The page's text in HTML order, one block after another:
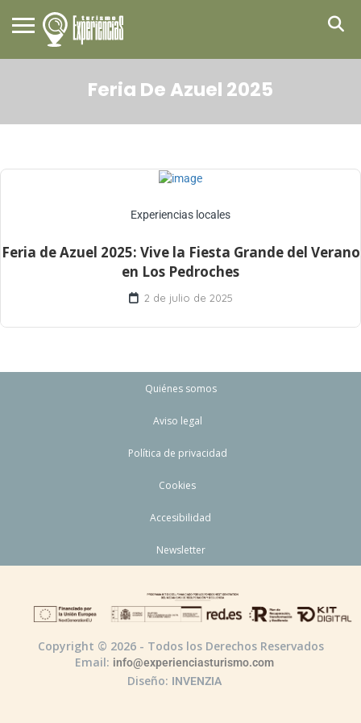
Feria De Azuel 2025
Experiencias locales
Feria de Azuel 2025: Vive la Fiesta Grande del Verano
en Los Pedroches
2 de julio de 2025
Quiénes somos
Aviso legal
Política de privacidad
Cookies
Accesibilidad
Newsletter
Copyright © 2026 - Todos los Derechos Reservados
Email: info@experienciasturismo.com
Diseño: INVENZIA